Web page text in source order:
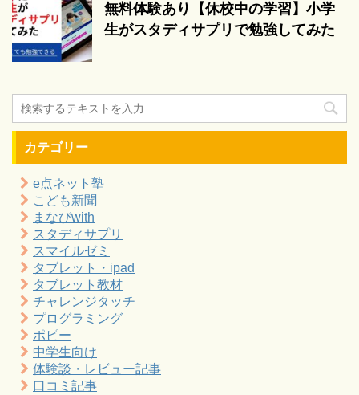
無料体験あり【休校中の学習】小学
生がスタディサプリで勉強してみた
カテゴリー
e点ネット塾
こども新聞
まなびwith
スタディサプリ
スマイルゼミ
タブレット・ipad
タブレット教材
チャレンジタッチ
プログラミング
ポピー
中学生向け
体験談・レビュー記事
口コミ記事